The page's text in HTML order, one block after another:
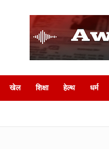
खेल शिक्षा हेल्‍थ धर्म